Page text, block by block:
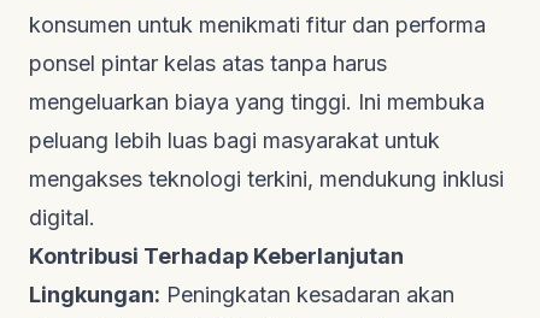
konsumen untuk menikmati fitur dan performa
ponsel pintar kelas atas tanpa harus
mengeluarkan biaya yang tinggi. Ini membuka
peluang lebih luas bagi masyarakat untuk
mengakses teknologi terkini, mendukung inklusi
digital.
Kontribusi Terhadap Keberlanjutan
Lingkungan: Peningkatan kesadaran akan